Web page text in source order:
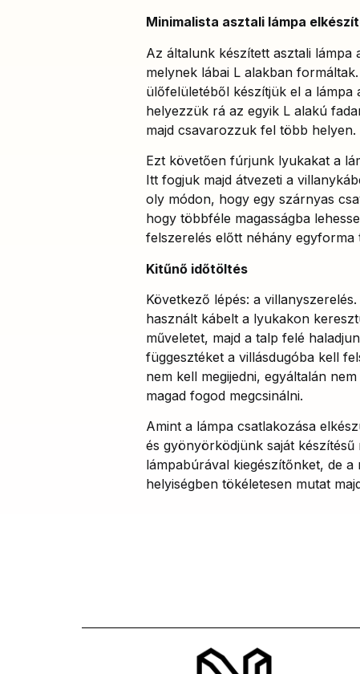
Minimalista asztali lámpa
Az általunk készített asztali
melynek lábai L alakban
ülőfelületéből készítjük el a lámpa
helyezzük rá az egyik L alakú
majd csavarozzuk fel több helyen.
Ezt követően fúrjunk lyukakat a
Itt fogjuk majd átvezeti a
oly módon, hogy egy szárnyas
hogy többféle magasságba
felszerelés előtt néhány
Kitűnő időtöltés
Következő lépés: a
használt kábelt a lyukakon
műveletet, majd a talp felé
függesztéket a villásdugóba kell
nem kell megijedni, egyáltalán
magad fogod megcsinálni.
Amint a lámpa csatlakozása
és gyönyörködjünk saját
lámpabúrával kiegészítőnket, de
helyiségben tökéletesen mutat